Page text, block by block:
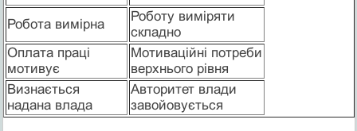
Робота вимірна
Роботу виміряти
складно
Оплата праці
мотивує
Мотиваційні потреби
верхнього рівня
Визнається
надана влада
Авторитет влади
завойовується